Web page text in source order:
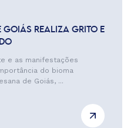
GOIÁS REALIZA GRITO E
e as manifestações
do bioma
de Goiás, ...